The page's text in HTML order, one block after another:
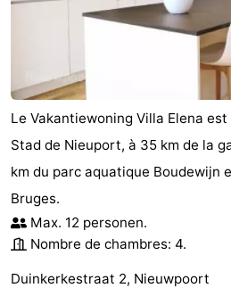
minutes
Plages
Voir
et
faire
Lieux
d'intérêt
-
Le Vakantiewoning Villa Elena
Stad de Nieuport, à 35 km de la
km du parc aquatique Boudewijn
Bruges.
Max. 12 personen.
Nombre de chambres: 4.
Duinkerkestraat 2, Nieuwpoort